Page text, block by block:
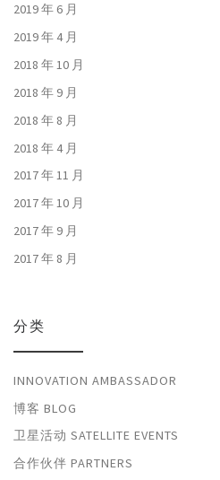
2019 年 6 月
2019 年 4 月
2018 年 10 月
2018 年 9 月
2018 年 8 月
2018 年 4 月
2017 年 11 月
2017 年 10 月
2017 年 9 月
2017 年 8 月
分类
INNOVATION AMBASSADOR
博客 BLOG
卫星活动 SATELLITE EVENTS
合作伙伴 PARTNERS